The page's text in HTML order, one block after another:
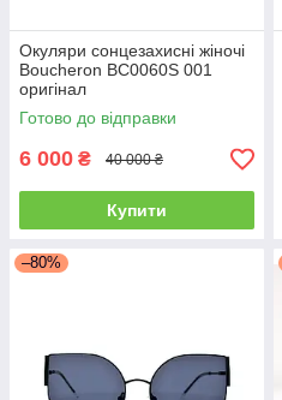
Окуляри сонцезахисні жіночі
Boucheron BC0060S 001
оригінал
Готово до відправки
6 000 ₴ 40 000 ₴
Купити
–80%